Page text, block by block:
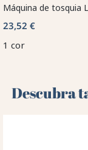
Máquina de tosquia
23,52 €
1 cor
Descubra